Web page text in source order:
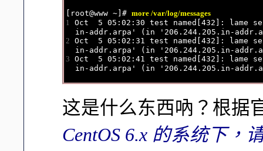
[root@www ~]# more /var/log/messages
1 Oct  5 05:02:30 test named[432]: lame
2 Oct  5 05:02:31 test named[432]: lame
3 Oct  5 05:02:41 test named[432]: lame
这是什么东西吶？根据
CentOS 6.x 的系统下，